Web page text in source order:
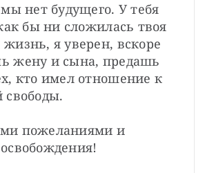
нет будущего. У тебя
бы ни сложилась твоя
я уверен, вскоре
жену и сына, предашь
кто имел отношение к
свободы.
пожеланиями и